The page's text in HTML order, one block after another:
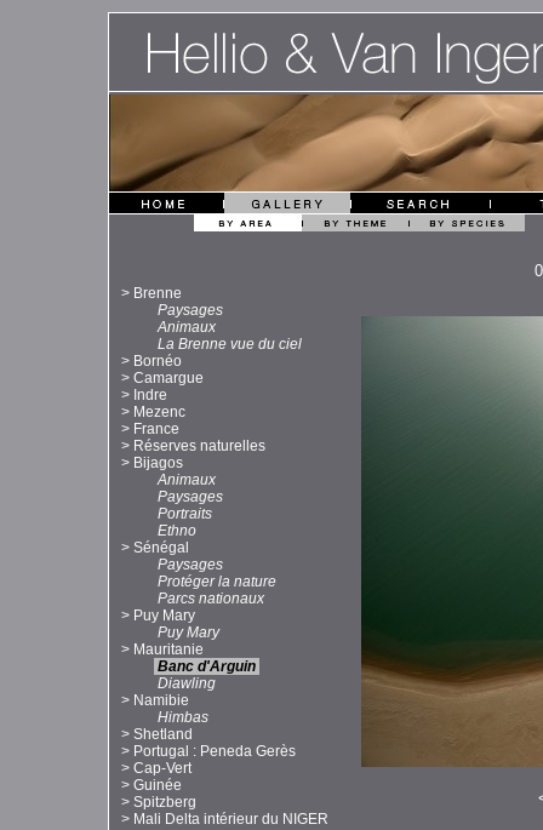
> Brenne
Paysages
Animaux
La Brenne vue du ciel
> Bornéo
> Camargue
> Indre
> Mezenc
> France
> Réserves naturelles
> Bijagos
Animaux
Paysages
Portraits
Ethno
> Sénégal
Paysages
Protéger la nature
Parcs nationaux
> Puy Mary
Puy Mary
> Mauritanie
Banc d'Arguin
Diawling
> Namibie
Himbas
> Shetland
> Portugal : Peneda Gerès
> Cap-Vert
> Guinée
> Spitzberg
> Mali Delta intérieur du NIGER